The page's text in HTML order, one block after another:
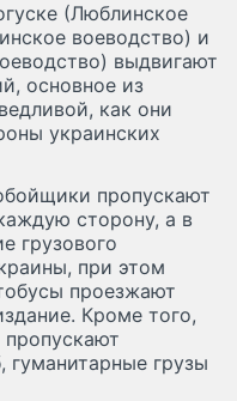
(Люблинское
воеводство) и
выдвигают
основное из
как они
украинских
пропускают
сторону, а в
грузового
при этом
проезжают
Кроме того,
грузы